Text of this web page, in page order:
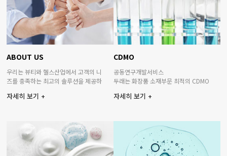
ABOUT US
우리는 뷰티와 헬스산업에서 고객의 니
즈를 충족하는 최고의 솔루션을 제공하
자세히 보기 +
CDMO
공동연구개발서비스
두래는 화장품 소재부문 최적의 CDMO
자세히 보기 +